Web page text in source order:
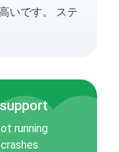
いです。 ステ
running